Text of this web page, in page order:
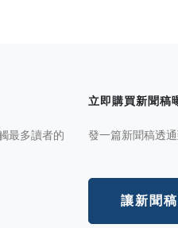
最多讀者的
立即購買新聞稿
發一篇新聞稿透
讓新聞